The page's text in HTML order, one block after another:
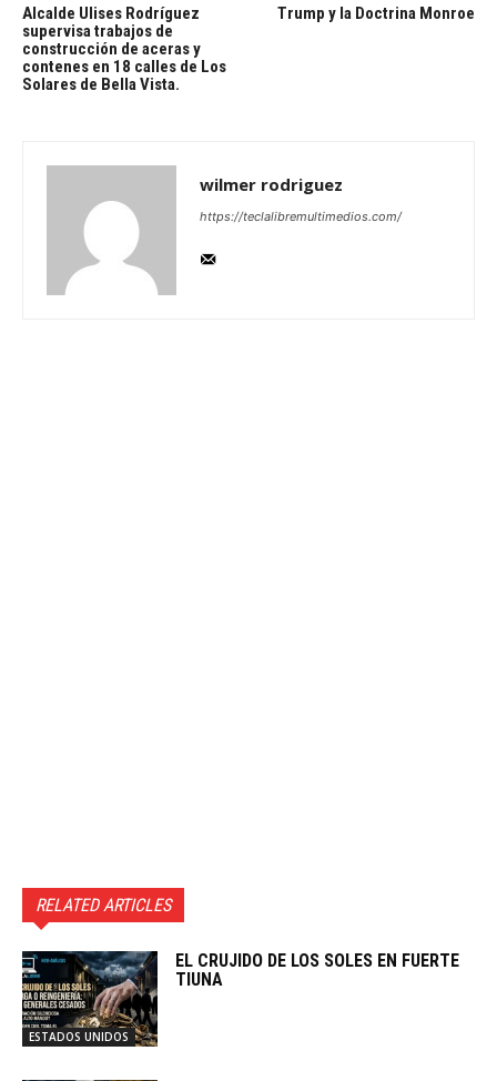
Alcalde Ulises Rodríguez
supervisa trabajos de
construcción de aceras y
contenes en 18 calles de Los
Solares de Bella Vista.
Trump y la Doctrina Monroe
wilmer rodriguez
https://teclalibremultimedios.com/
RELATED ARTICLES
ESTADOS UNIDOS
EL CRUJIDO DE LOS SOLES EN FUERTE
TIUNA